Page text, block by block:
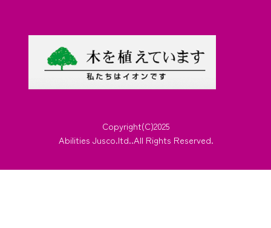
Copyright(C)2025
Abilities Jusco.ltd..All Rights Reserved.